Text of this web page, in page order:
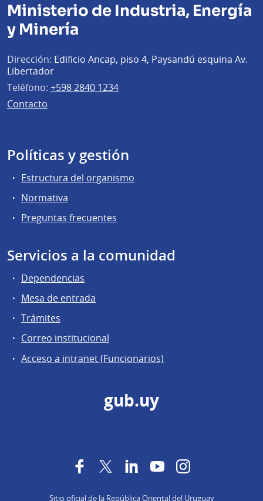
Ministerio de Industria, Energía
y Minería
Dirección: Edificio Ancap, piso 4, Paysandú esquina Av.
Libertador
Teléfono: +598 2840 1234
Contacto
Políticas y gestión
Estructura del organismo
Normativa
Preguntas frecuentes
Servicios a la comunidad
Dependencias
Mesa de entrada
Trámites
Correo institucional
Acceso a intranet (Funcionarios)
gub.uy
FacebookTwitter LinkedInYouTubeInstagram
Sitio oficial de la República Oriental del Uruguay